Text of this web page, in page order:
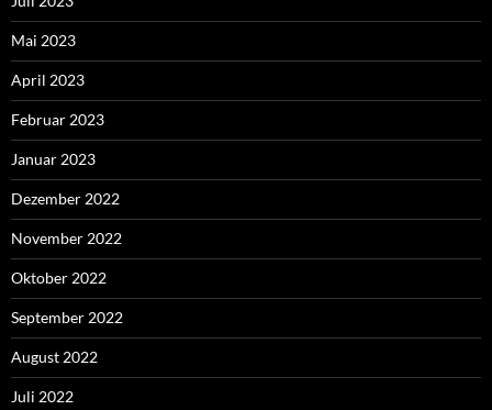
Mai 2023
April 2023
Februar 2023
Januar 2023
Dezember 2022
November 2022
Oktober 2022
September 2022
August 2022
Juli 2022